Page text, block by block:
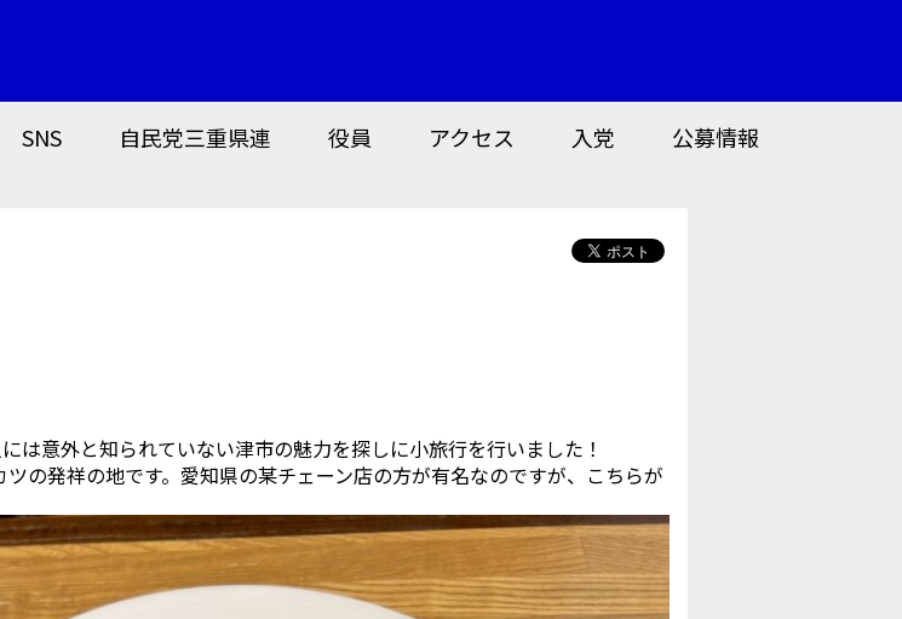
SNS 自民党三重県連 役員 アクセス 入党 公募情報
は意外と知られていない津市の魅力を探しに小旅行を行いました！
の発祥の地です。愛知県の某チェーン店の方が有名なのですが、こちらが